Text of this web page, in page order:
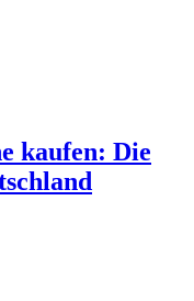
kaufen: Die